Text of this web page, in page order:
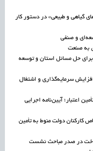
گیاهی و طبیعی» در دستور کار
و صنفی
به صنعت
حل مسائل استان و توسعه
تولید، افزایش سرمایه‌گذاری و اشتغال
اعتبار؛ آیین‌نامه اجرایی
کارکنان دولت منوط به تأمین
در صدر مباحث نشست